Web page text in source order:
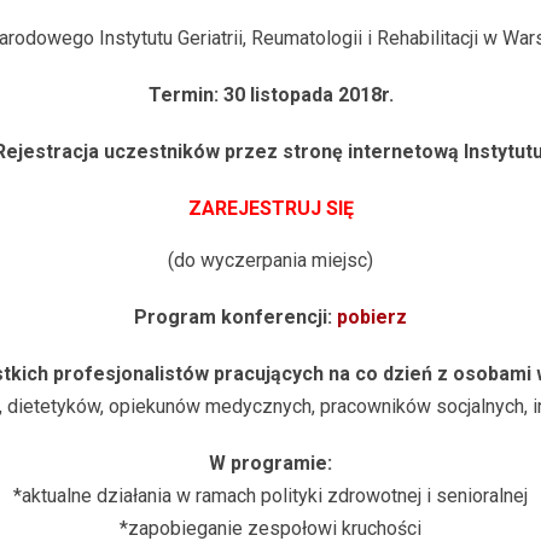
Instytutu Geriatrii, Reumatologii i Rehabilitacji w
Termin: 30 listopada 2018r.
uczestników przez stronę internetową
ZAREJESTRUJ SIĘ
(do wyczerpania miejsc)
Program konferencji: pobierz
profesjonalistów pracujących na co dzień z
opiekunów medycznych, pracowników
W programie:
*aktualne działania w ramach polityki zdrowotnej i senioralnej
*zapobieganie zespołowi kruchości